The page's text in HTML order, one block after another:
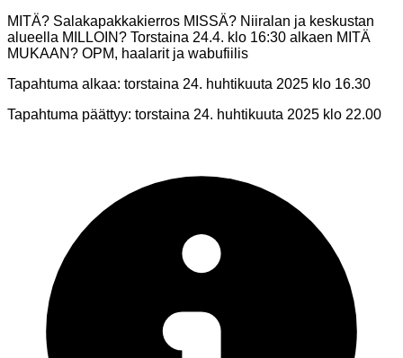
MITÄ? Salakapakkakierros MISSÄ? Niiralan ja keskustan
alueella MILLOIN? Torstaina 24.4. klo 16:30 alkaen MITÄ
MUKAAN? OPM, haalarit ja wabufiilis
Tapahtuma alkaa: torstaina 24. huhtikuuta 2025 klo 16.30
Tapahtuma päättyy: torstaina 24. huhtikuuta 2025 klo 22.00